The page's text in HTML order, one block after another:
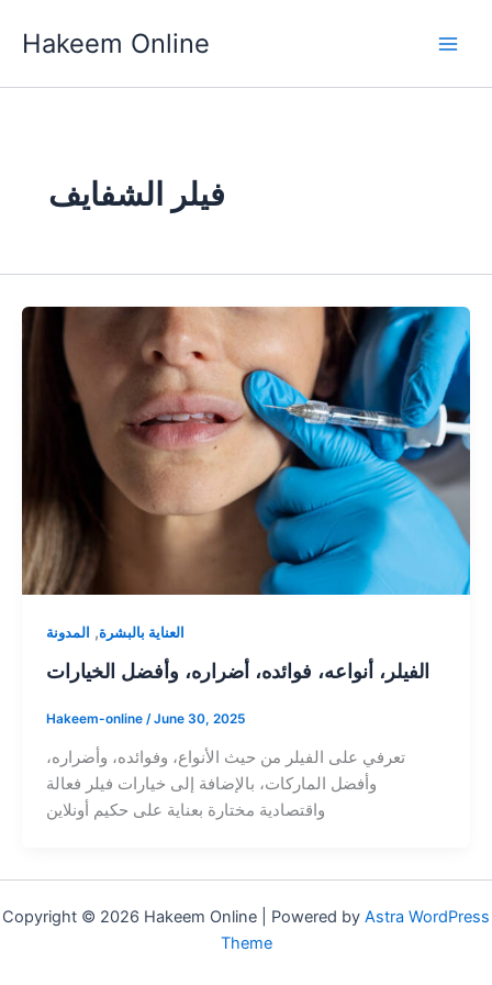
Hakeem Online
فيلر الشفايف
العناية بالبشرة, المدونة
الفيلر، أنواعه، فوائده، أضراره، وأفضل الخيارات
Hakeem-online /June 30, 2025
تعرفي على الفيلر من حيث الأنواع، وفوائده، وأضراره،
وأفضل الماركات، بالإضافة إلى خيارات فيلر فعالة
واقتصادية مختارة بعناية على حكيم أونلاين
Copyright © 2026 Hakeem Online | Powered by Astra WordPress
Theme